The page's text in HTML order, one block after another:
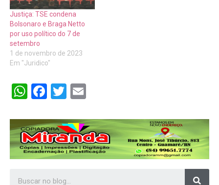
Justiça: TSE condena
Bolsonaro e Braga Netto
por uso político do 7 de
setembro
1 de novembro de 2023
Em "Juridico"
WhatsApp
Facebook
Twitter